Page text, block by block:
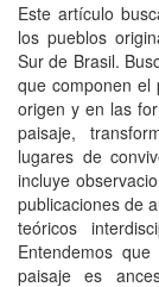
Este artículo
los pueblos
Sur de Brasil.
que componen el
origen y en las
paisaje,
lugares de
incluye
publicaciones de
teóricos
Entendemos
paisaje es